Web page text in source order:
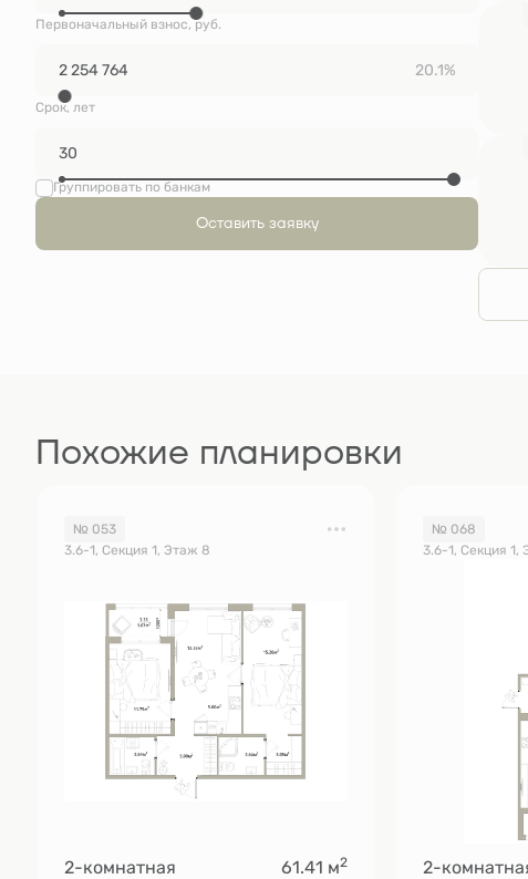
Первоначальный взнос, руб.
20.1%
Срок, лет
Группировать по банкам
Оставить заявку
Похожие планировки
№ 053
3.6-1, Секция 1, Этаж 8
2-комнатная 61.41 м2
№ 068
3.6-1, Секция 1,
2-